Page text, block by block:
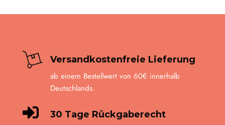
Versandkostenfreie Lieferung
ab einem Bestellwert von 60€ innerhalb
Deutschlands.

30 Tage Rückgaberecht